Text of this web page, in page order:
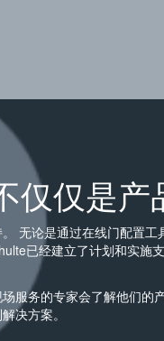
仅仅是产
无论是通过在线门配置工
已经建立了计划和实施
服务的专家会了解他们的
决方案。